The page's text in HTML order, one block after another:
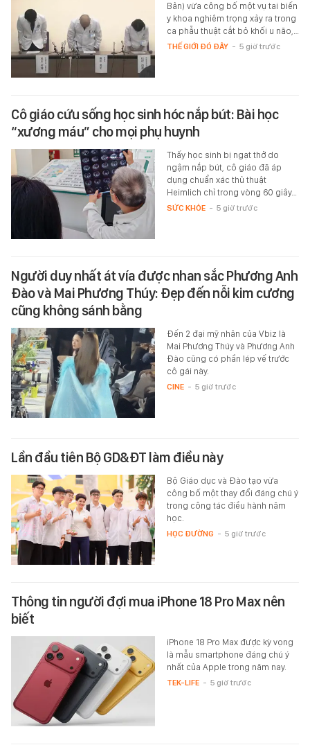
Bản) vừa công bố một vụ tai biến
y khoa nghiêm trọng xảy ra trong
ca phẫu thuật cắt bỏ khối u não,…
THẾ GIỚI ĐÓ ĐÂY - 5 giờ trước
Cô giáo cứu sống học sinh hóc nắp bút: Bài học
“xương máu” cho mọi phụ huynh
Thấy học sinh bị ngạt thở do
ngậm nắp bút, cô giáo đã áp
dụng chuẩn xác thủ thuật
Heimlich chỉ trong vòng 60 giây…
SỨC KHỎE - 5 giờ trước
Người duy nhất át vía được nhan sắc Phương Anh
Đào và Mai Phương Thúy: Đẹp đến nỗi kim cương
cũng không sánh bằng
Đến 2 đại mỹ nhân của Vbiz là
Mai Phương Thúy và Phương Anh
Đào cũng có phần lép vế trước
cô gái này.
CINE - 5 giờ trước
Lần đầu tiên Bộ GD&ĐT làm điều này
Bộ Giáo dục và Đào tạo vừa
công bố một thay đổi đáng chú ý
trong công tác điều hành năm
học.
HỌC ĐƯỜNG - 5 giờ trước
Thông tin người đợi mua iPhone 18 Pro Max nên
biết
iPhone 18 Pro Max được kỳ vọng
là mẫu smartphone đáng chú ý
nhất của Apple trong năm nay.
TEK-LIFE - 5 giờ trước